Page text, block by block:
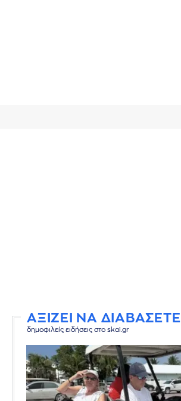
ΑΞΙΖΕΙ ΝΑ ΔΙΑΒΑΣΕΤΕ
δημοφιλείς ειδήσεις στο skai.gr